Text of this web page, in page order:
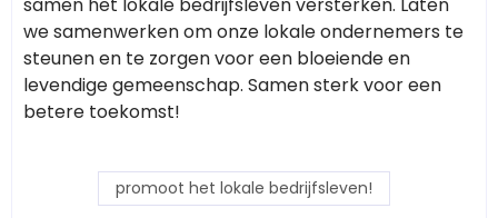
we samenwerken om onze lokale ondernemers te
steunen en te zorgen voor een bloeiende en
levendige gemeenschap. Samen sterk voor een
betere toekomst!
promoot het lokale bedrijfsleven!